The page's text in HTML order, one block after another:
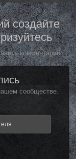
создайте
комментарий
сообществе.